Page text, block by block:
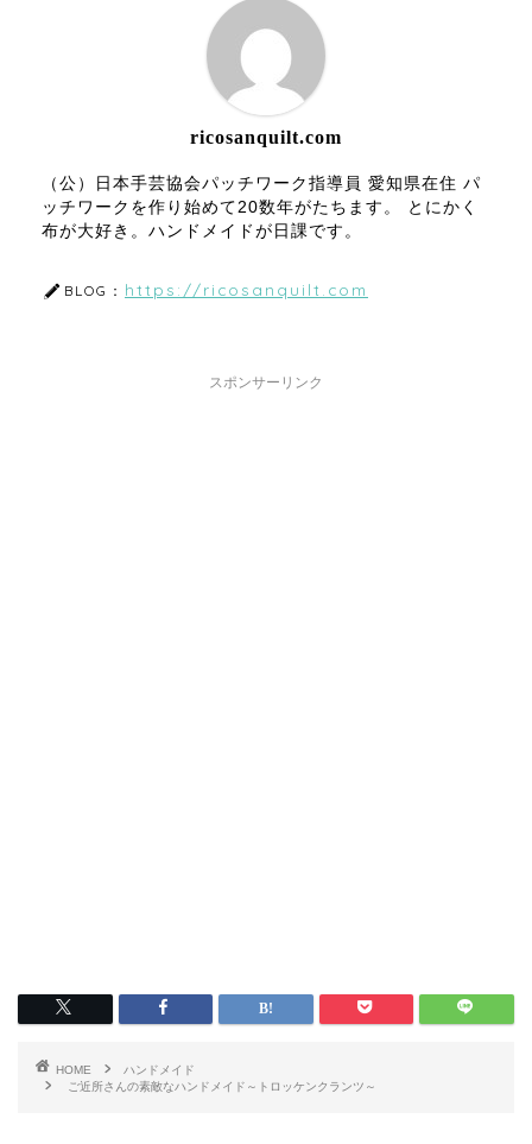
ricosanquilt.com
（公）日本手芸協会パッチワーク指導員 愛知県在住 パ
ッチワークを作り始めて20数年がたちます。 とにかく
布が大好き。ハンドメイドが日課です。
BLOG： https://ricosanquilt.com
スポンサーリンク
HOME
ハンドメイド
ご近所さんの素敵なハンドメイド～トロッケンクランツ～